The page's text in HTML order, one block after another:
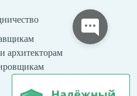
архитекторам